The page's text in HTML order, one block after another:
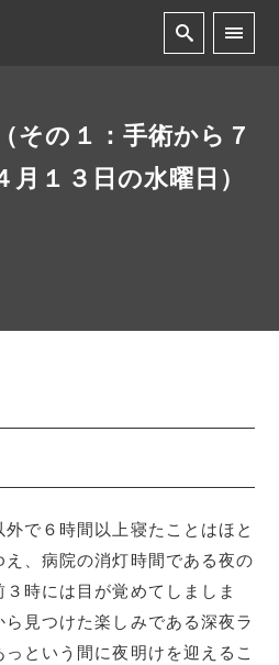
その１：手術から７
月１３日の水曜日）
で６時間以上寝たことはほと
、病院の消灯時間である夜の
時には目が覚めてしましま
見つけた楽しみである深夜ラ
という間に夜明けを迎えるこ